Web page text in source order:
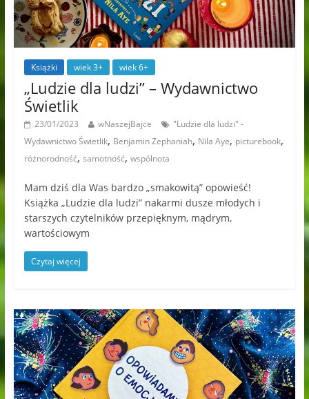
Książki wiek 3+ wiek 6+
„Ludzie dla ludzi” – Wydawnictwo
Świetlik
23/01/2023 wNaszejBajce
"Ludzie dla ludzi" -
Wydawnictwo Świetlik, Benjamin Zephaniah, Nila Aye, picturebook,
różnorodność, samotność, wspólnota
Mam dziś dla Was bardzo „smakowitą” opowieść!
Książka „Ludzie dla ludzi” nakarmi dusze młodych i
starszych czytelników przepięknym, mądrym,
wartościowym
Czytaj więcej